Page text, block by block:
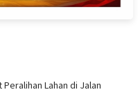
Lahan di Jalan